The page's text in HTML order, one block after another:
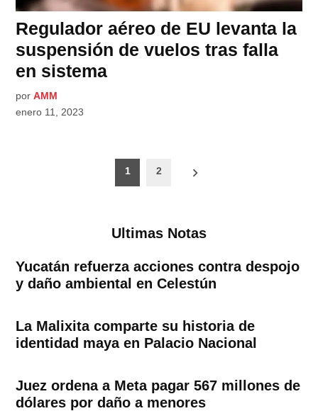
Regulador aéreo de EU levanta la
suspensión de vuelos tras falla
en sistema
por AMM
enero 11, 2023
1 2
Ultimas Notas
Yucatán refuerza acciones contra despojo
y daño ambiental en Celestún
La Malixita comparte su historia de
identidad maya en Palacio Nacional
Juez ordena a Meta pagar 567 millones de
dólares por daño a menores